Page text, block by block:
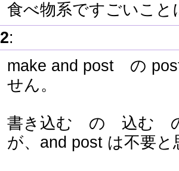
食べ物系ですごいこと
2:
make and post の
せん。
書き込む の 込む の
が、and post は不要と